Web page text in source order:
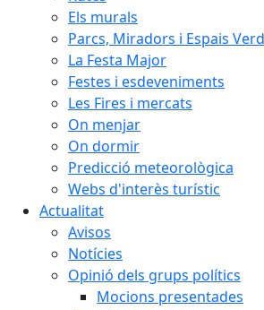
Els murals
Parcs, Miradors i Espais
La Festa Major
Festes i esdeveniments
Les Fires i mercats
On menjar
On dormir
Predicció meteorològica
Webs d'interès turístic
Actualitat
Avisos
Notícies
Opinió dels grups polítics
Mocions presentades